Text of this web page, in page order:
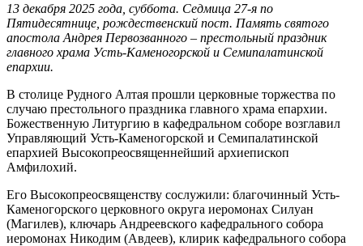
13 декабря 2025 года, суббота. Седмица 27-я по
Пятидесятнице, рождественский пост. Память святого
апостола Андрея Первозванного – престольный праздник
главного храма Усть-Каменогорской и Семипалатинской
епархии.
В столице Рудного Алтая прошли церковные торжества по
случаю престольного праздника главного храма епархии.
Божественную Литургию в кафедральном соборе возглавил
Управляющий Усть-Каменогорской и Семипалатинской
епархией Высокопреосвященнейший архиепископ
Амфилохий.
Его Высокопреосвященству сослужили: благочинный Усть-
Каменогорского церковного округа иеромонах Силуан
(Магилев), ключарь Андреевского кафедрального собора
иеромонах Никодим (Авдеев), клирик кафедрального собора